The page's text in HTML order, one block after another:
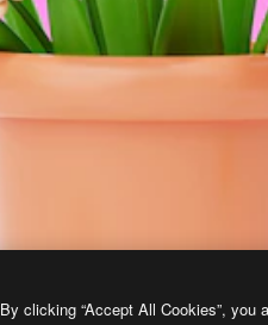
By clicking “Accept All Cookies”,